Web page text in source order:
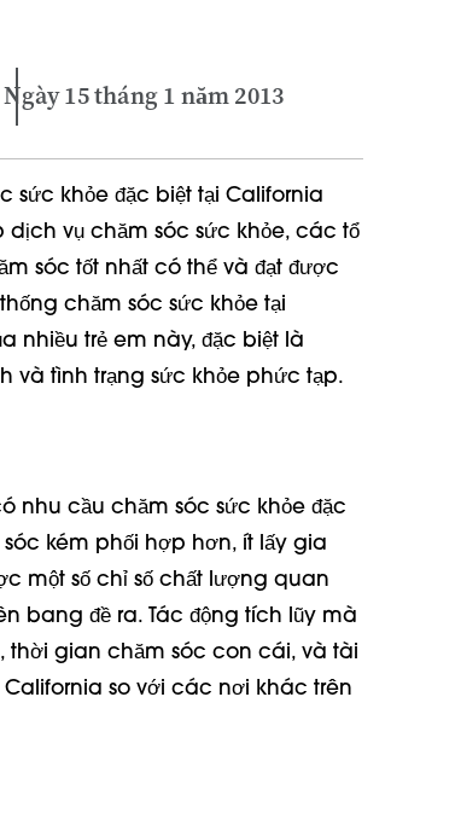
Ngày 15 tháng 1 năm 2013
sức khỏe đặc biệt tại California
vụ chăm sóc sức khỏe, các tổ
sóc tốt nhất có thể và đạt được
chăm sóc sức khỏe tại
nhiều trẻ em này, đặc biệt là
và tình trạng sức khỏe phức tạp.
nhu cầu chăm sóc sức khỏe đặc
kém phối hợp hơn, ít lấy gia
một số chỉ số chất lượng quan
bang đề ra. Tác động tích lũy mà
thời gian chăm sóc con cái, và tài
so với các nơi khác trên